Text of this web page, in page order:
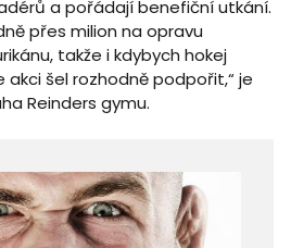
a pořádají benefiční utkání.
přes milion na opravu
takže i kdybych hokej
šel rozhodně podpořit,“ je
Reinders gymu.